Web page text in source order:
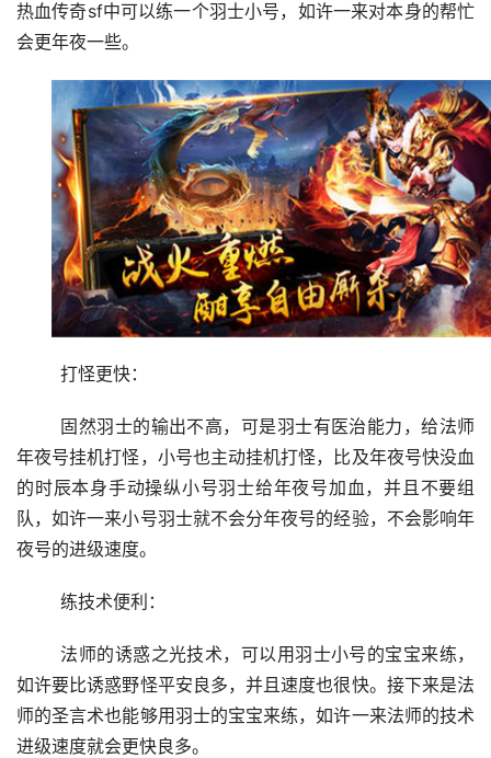
热血传奇sf中可以练一个羽士小号，如许一来对本身的帮忙
会更年夜一些。
	打怪更快：
年夜号挂机打怪，小号也主动挂机打怪，比及年夜号快没血
的时辰本身手动操纵小号羽士给年夜号加血，并且不要组
队，如许一来小号羽士就不会分年夜号的经验，不会影响年
夜号的进级速度。
	练技术便利：
如许要比诱惑野怪平安良多，并且速度也很快。接下来是法
师的圣言术也能够用羽士的宝宝来练，如许一来法师的技术
进级速度就会更快良多。